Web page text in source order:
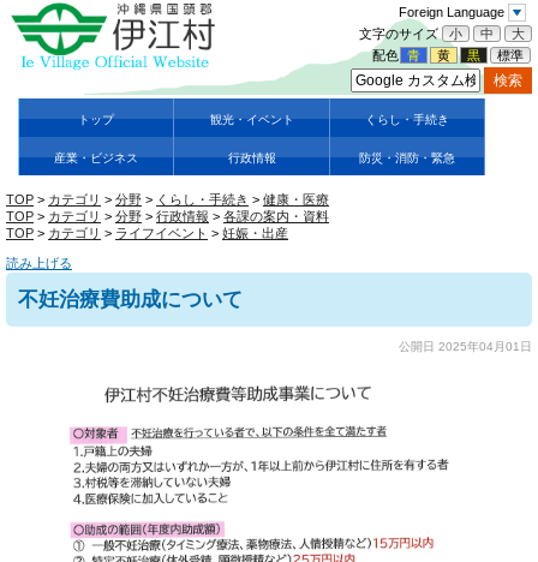
Foreign Language
文字のサイズ
小 中
大
配色 青 黄 黒 標準
トップ 観光・イベント くらし・手続き
産業・ビジネス 行政情報 防災・消防・緊急
TOP > カテゴリ > 分野 > くらし・手続き > 健康・医療
TOP > カテゴリ > 分野 > 行政情報 > 各課の案内・資料
TOP > カテゴリ > ライフイベント > 妊娠・出産
読み上げる
不妊治療費助成について
公開日 2025年04月01日